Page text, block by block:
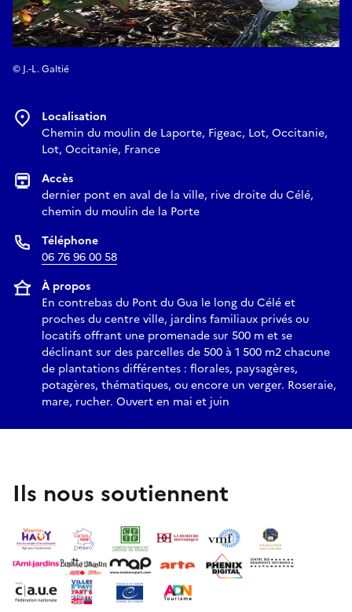
© J.-L. Galtié
Localisation
Chemin du moulin de Laporte, Figeac, Lot, Occitanie,
Lot, Occitanie, France
Accès
dernier pont en aval de la ville, rive droite du Célé,
chemin du moulin de la Porte
Téléphone
06 76 96 00 58
À propos
En contrebas du Pont du Gua le long du Célé et
proches du centre ville, jardins familiaux privés ou
locatifs offrant une promenade sur 500 m et se
déclinant sur des parcelles de 500 à 1 500 m2 chacune
de plantations différentes : florales, paysagères,
potagères, thématiques, ou encore un verger. Roseraie,
mare, rucher. Ouvert en mai et juin
Ils nous soutiennent